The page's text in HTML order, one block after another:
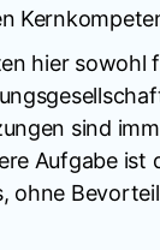
hier sowohl
sind
Aufgabe ist
ohne